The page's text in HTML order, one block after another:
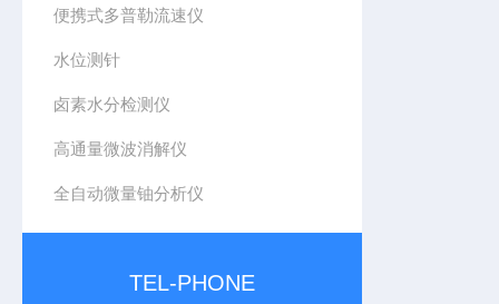
便携式多普勒流速仪
水位测针
卤素水分检测仪
高通量微波消解仪
全自动微量铀分析仪
TEL-PHONE